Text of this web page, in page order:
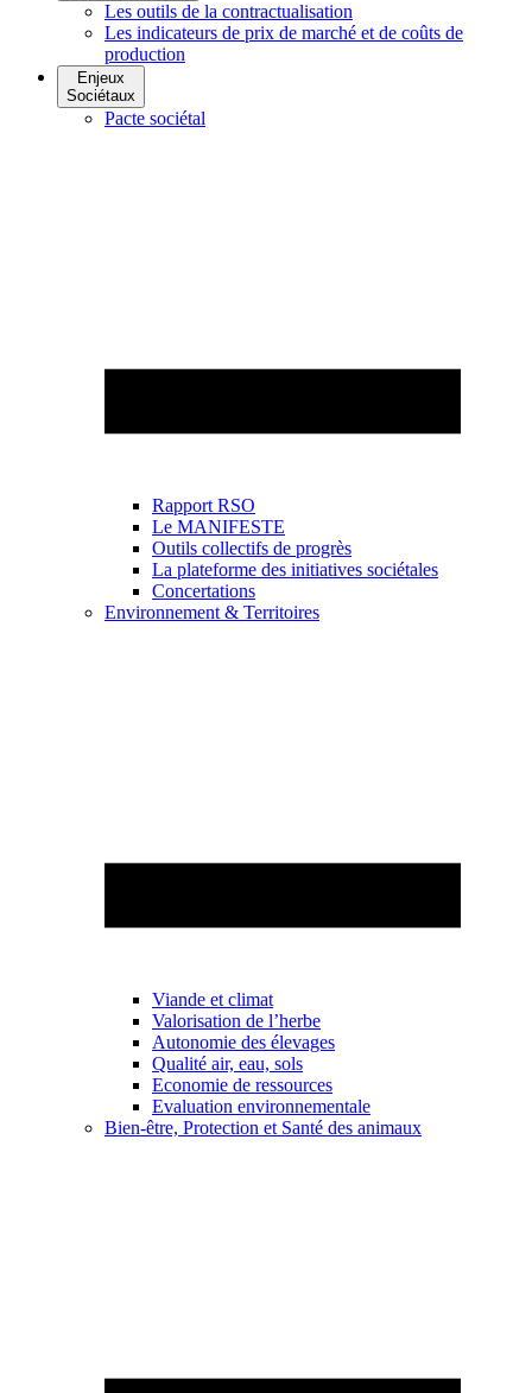
Les outils de la contractualisation
Les indicateurs de prix de marché et de coûts de
production
Enjeux
Sociétaux
Pacte sociétal
Rapport RSO
Le MANIFESTE
Outils collectifs de progrès
La plateforme des initiatives sociétales
Concertations
Environnement & Territoires
Viande et climat
Valorisation de l’herbe
Autonomie des élevages
Qualité air, eau, sols
Economie de ressources
Evaluation environnementale
Bien-être, Protection et Santé des animaux